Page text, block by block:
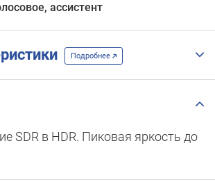
ассистент
Подробнее
SDR в HDR. Пиковая яркость до